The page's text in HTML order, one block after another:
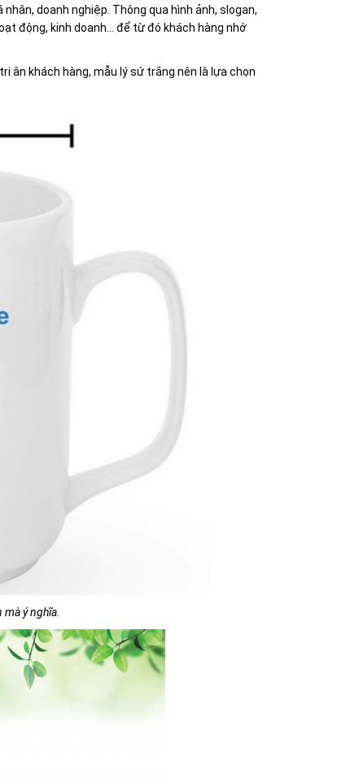
doanh nghiệp. Thông qua hình ảnh, slogan,
động, kinh doanh... để từ đó khách hàng nhớ
ân khách hàng, mẫu lý sứ trắng nên là lựa chọn
ý nghĩa.